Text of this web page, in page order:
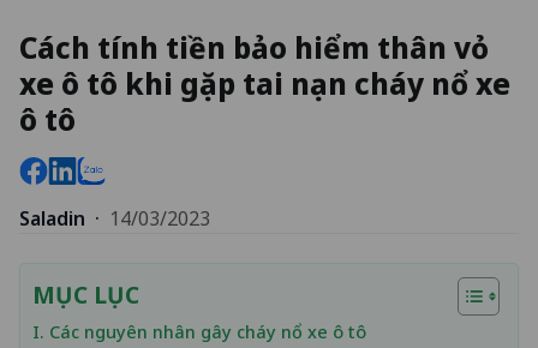
Cách tính tiền bảo hiểm thân vỏ
xe ô tô khi gặp tai nạn cháy nổ xe
ô tô
Saladin · 14/03/2023
MỤC LỤC
I. Các nguyên nhân gây cháy nổ xe ô tô